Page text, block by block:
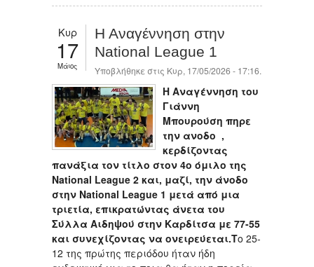
Κυρ
17
Μάιος
Η Αναγέννηση στην
National League 1
Υποβλήθηκε στις Κυρ, 17/05/2026 - 17:16.
Η Αναγέννηση του
Γιάννη
Μπουρούση πηρε
την ανοδο ,
κερδίζοντας
πανάξια τον τίτλο στον 4ο όμιλο της
National League 2 και, μαζί, την άνοδο
στην National League 1 μετά από μια
τριετία, επικρατώντας άνετα του
Σύλλα Αιδηψού στην Καρδίτσα με 77-55
και συνεχίζοντας να ονειρεύεται.Το 25-
12 της πρώτης περιόδου ήταν ήδη